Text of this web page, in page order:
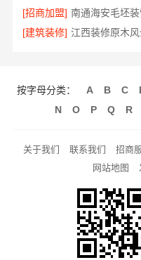
[招商加盟]
[建筑装修]
按字母分类： A B C
N
O P Q R
关于我们 联系我们 招商
网站地图